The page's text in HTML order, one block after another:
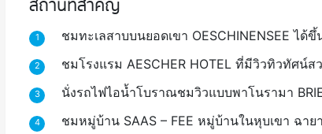
สถานที่สำคัญ
1 ชมทะเลสาบบนยอดเขา OESCHINENSEE ไ
2 ชมโรงแรม AESCHER HOTEL ที่มีวิวทิวทัศน์
3 นั่งรถไฟไอน้ำโบราณชมวิวแบบพาโนรามา
4 ชมหมู่บ้าน SAAS – FEE หมู่บ้านในหุบเขา ฉาย